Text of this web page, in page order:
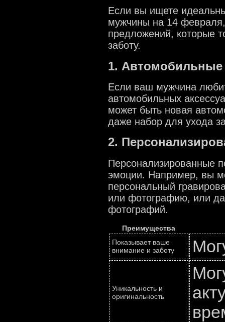
Если вы ищете
мужчины на 14 февраля,
предложений, которые
заботу.
1. Автомобильные
Если ваш мужчина
автомобильных
может быть новая
даже набор для ухода
2.
Персонализированные
эмоции. Например, вы
персональный
или фотографию, или
фотографий.
Преимущества
Показывает ваше
внимание и заботу
Уникальность и
оригинальность